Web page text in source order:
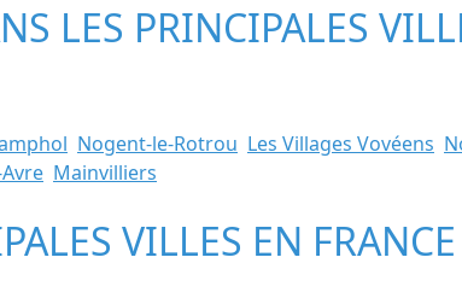
LES PRINCIPALES
Nogent-le-Rotrou Les Villages Vovéens
Mainvilliers
VILLES EN FRANCE